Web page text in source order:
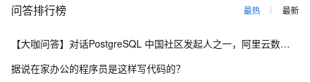
问答排行榜 最热 最新
【大咖问答】对话PostgreSQL 中国社区发起人之一，阿里云数据库高级专家 德哥
据说在家办公的程序员是这样写代码的？